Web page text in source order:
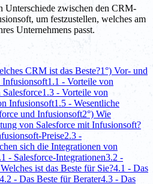
Unterschiede zwischen den CRM-
um festzustellen, welches am
Unternehmens passt.
CRM ist das Beste?1°) Vor- und
Infusionsoft1.1 - Vorteile von
1.3 - Vorteile von
Infusionsoft1.5 - Wesentliche
und Infusionsoft2°) Wie
von Salesforce mit Infusionsoft?
Preise2.3 -
sich die Integrationen von
- Salesforce-Integrationen3.2 -
ist das Beste für Sie?4.1 - Das
4.2 - Das Beste für Berater4.3 - Das